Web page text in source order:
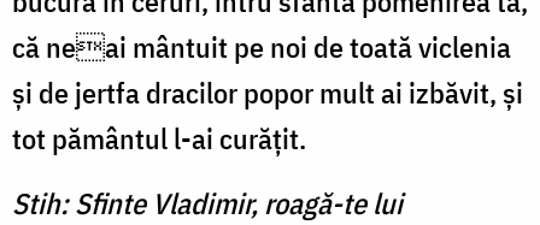
că neai mântuit pe noi de toată viclenia
și de jertfa dracilor popor mult ai izbăvit, și
tot pământul l-ai curățit.
Stih: Sfinte Vladimir, roagă-te lui